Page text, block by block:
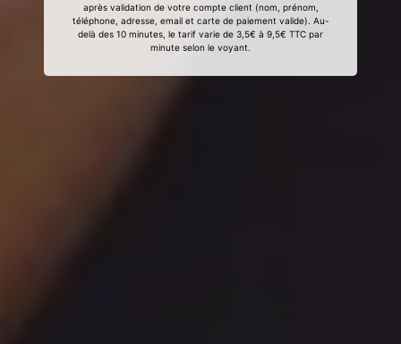
après validation de votre compte client (nom, prénom,
téléphone, adresse, email et carte de paiement valide). Au-
delà des 10 minutes, le tarif varie de 3,5€ à 9,5€ TTC par
minute selon le voyant.